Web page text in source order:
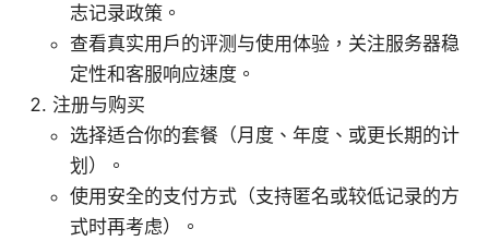
志记录政策。
查看真实用户的评测与使用体验，关注服务器稳
定性和客服响应速度。
注册与购买
选择适合你的套餐（月度、年度、或更长期的计
划）。
使用安全的支付方式（支持匿名或较低记录的方
式时再考虑）。